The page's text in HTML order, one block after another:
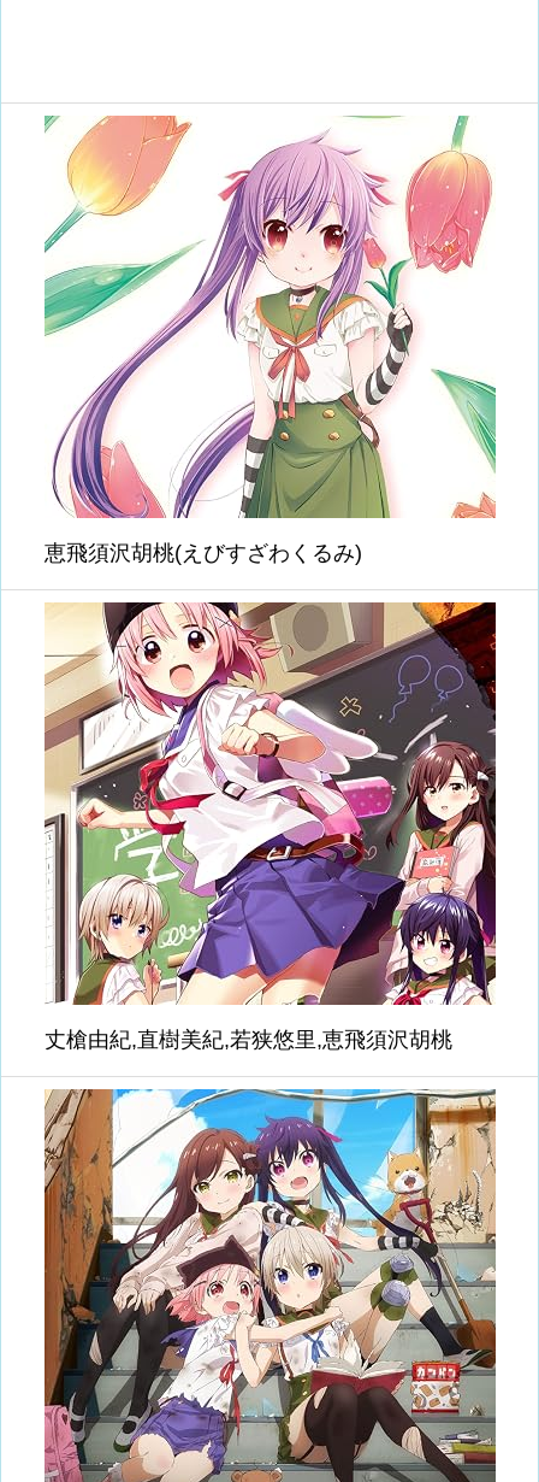
恵飛須沢胡桃(えびすざわくるみ)
丈槍由紀,直樹美紀,若狭悠里,恵飛須沢胡桃